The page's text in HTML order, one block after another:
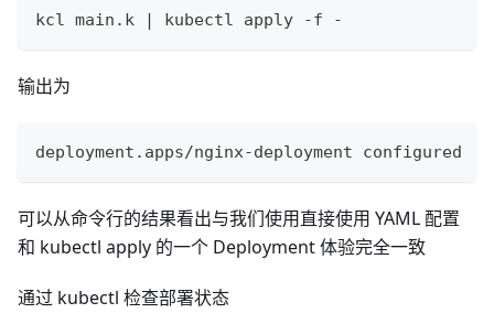
kcl main.k | kubectl apply -f -
输出为
deployment.apps/nginx-deployment configured
可以从命令行的结果看出与我们使用直接使用 YAML 配置
和 kubectl apply 的一个 Deployment 体验完全一致
通过 kubectl 检查部署状态